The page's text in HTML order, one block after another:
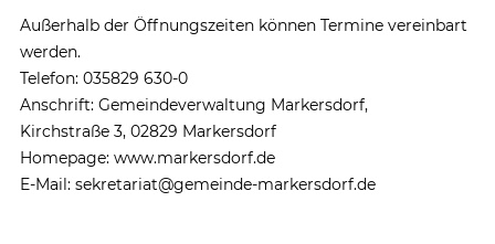
Außerhalb der Öffnungszeiten können Termine vereinbart
werden.
Telefon: 035829 630-0
Anschrift: Gemeindeverwaltung Markersdorf,
Kirchstraße 3, 02829 Markersdorf
Homepage: www.markersdorf.de
E-Mail: sekretariat@gemeinde-markersdorf.de